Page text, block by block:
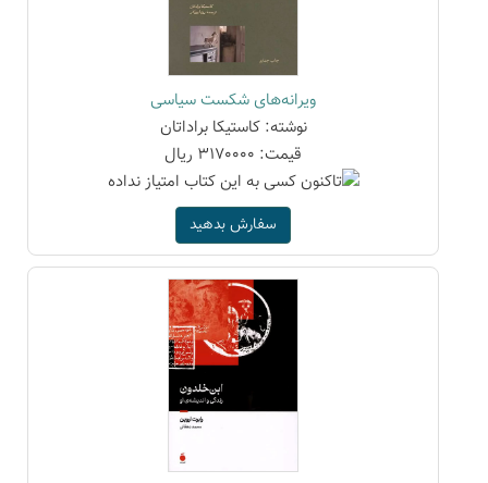
ویرانه‌های شکست سیاسی
نوشته: کاستیکا براداتان
قیمت: 3170000 ریال
سفارش بدهید